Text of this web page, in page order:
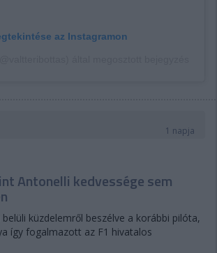
az Instagramon
1 napja
Antonelli kedvessége sem
küzdelemről beszélve a korábbi pilóta,
így fogalmazott az F1 hivatalos